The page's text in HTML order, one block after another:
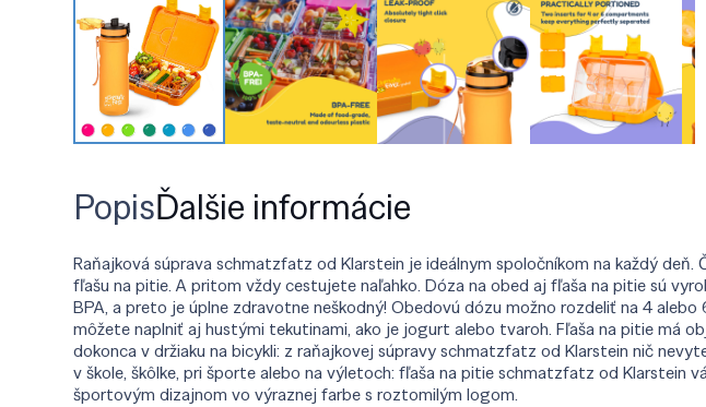
PopisĎalšie informácie
Raňajková súprava schmatzfatz od Klarstein je ideálnym spoločníkom na každý
fľašu na pitie. A pritom vždy cestujete naľahko. Dóza na obed aj fľaša na pitie sú
BPA, a preto je úplne zdravotne neškodný! Obedovú dózu možno rozdeliť na 4
môžete naplniť aj hustými tekutinami, ako je jogurt alebo tvaroh. Fľaša na pitie má
dokonca v držiaku na bicykli: z raňajkovej súpravy schmatzfatz od Klarstein nič
v škole, škôlke, pri športe alebo na výletoch: fľaša na pitie schmatzfatz od Klarstein
športovým dizajnom vo výraznej farbe s roztomilým logom.